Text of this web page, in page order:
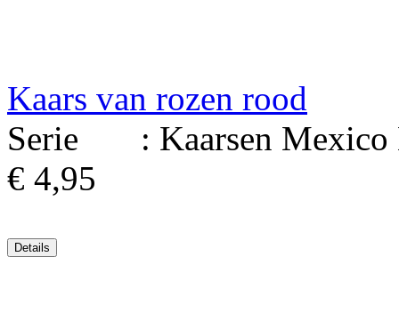
Kaars van rozen rood
Serie : Kaarsen Mexico
€ 4,95